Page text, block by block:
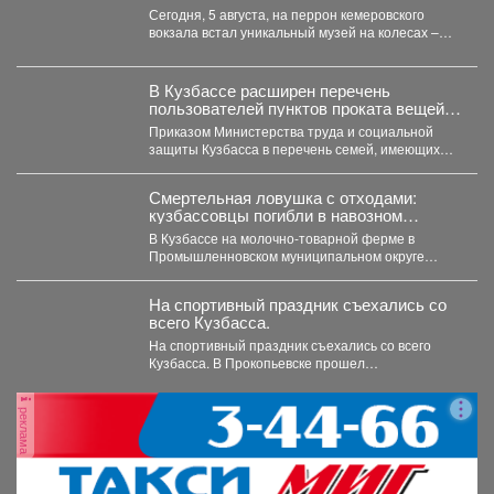
Сегодня, 5 августа, на перрон кемеровского
вокзала встал уникальный музей на колесах –
В Кузбассе расширен перечень
пользователей пунктов проката вещей
для новорожденных
Приказом Министерства труда и социальной
защиты Кузбасса в перечень семей, имеющих
Смертельная ловушка с отходами:
кузбассовцы погибли в навозном
котловане
В Кузбассе на молочно-товарной ферме в
Промышленновском муниципальном округе
На спортивный праздник съехались со
всего Кузбасса.
На спортивный праздник съехались со всего
Кузбасса. В Прокопьевске прошел
реклама